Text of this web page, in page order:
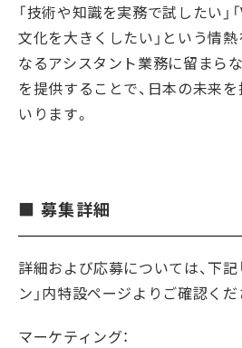
「技術や知識を実務で試したい
文化を大きくしたい」という情
なるアシスタント業務に留まら
を提供することで、日本の未来
いります。
■ 募集詳細
詳細および応募については、下
ン」内特設ページよりご確認くだ
マーケティング：